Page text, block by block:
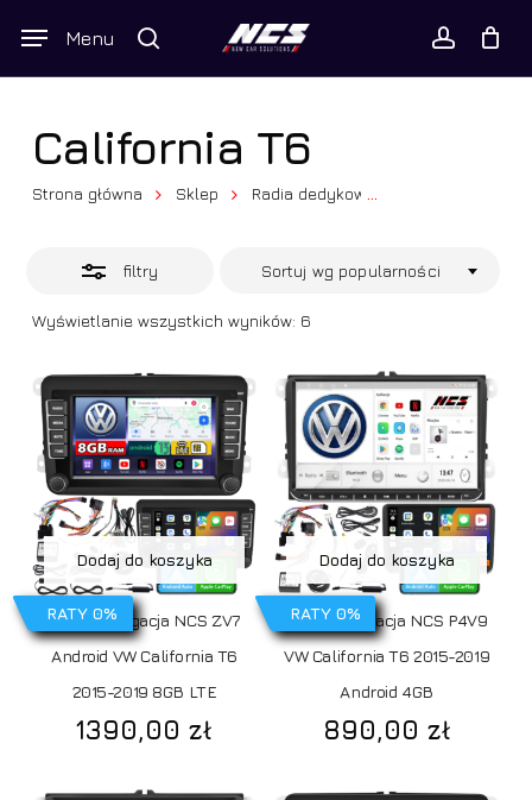
Wyszukiwarka
produktów
search account
Menu
Twój koszyk Close
California T6
Strona główna Sklep Radia dedykowane ...
filtry
Wyświetlanie wszystkich wyników: 6Posortowane
Sortuj wg popularności
Close
RATY 0%
Dodaj do koszyka
Radio Nawigacja NCS ZV7
Android VW California T6
2015-2019 8GB LTE
1390,00zł
RATY 0%
Dodaj do koszyka
Radio Nawigacja NCS P4V9
VW California T6 2015-2019
Android 4GB
890,00 zł